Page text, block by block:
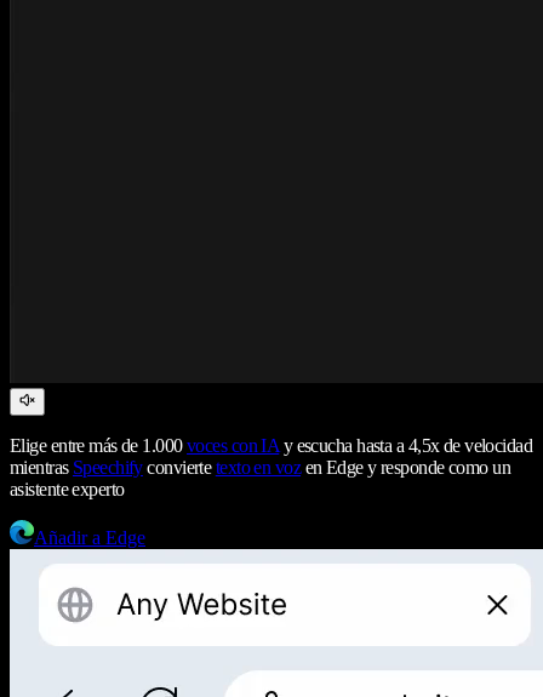
Elige entre más de 1.000voces con IA y escucha hasta a 4,5x de velocidad
mientras Speechifyconviertetexto en vozen Edge y responde como un
asistente experto
Añadir a Edge